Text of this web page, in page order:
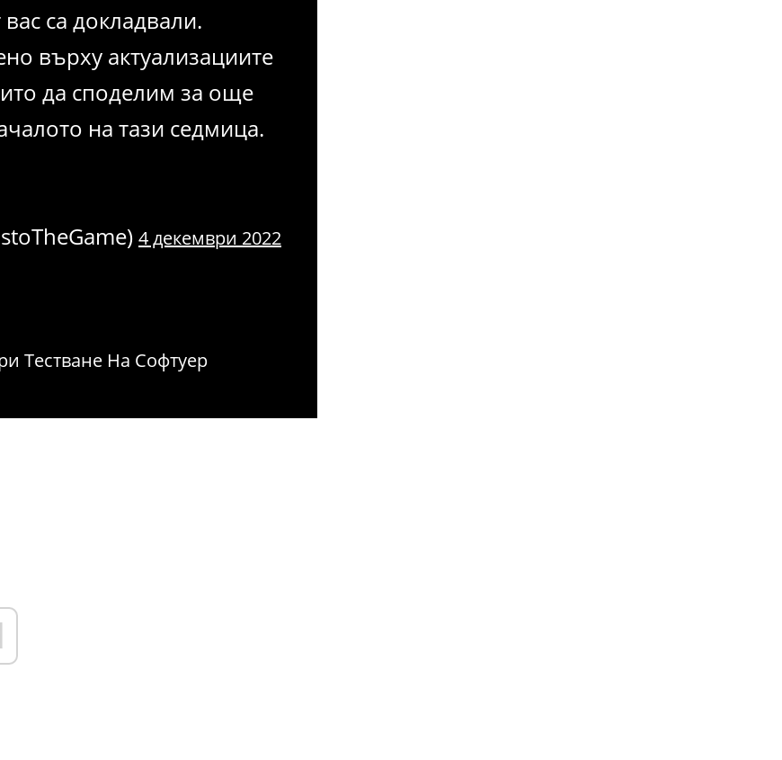
са докладвали.
върху актуализациите
да споделим за още
на тази седмица.
4 декември 2022
Тестване На Софтуер